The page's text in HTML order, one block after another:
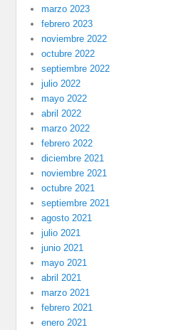
marzo 2023
febrero 2023
noviembre 2022
octubre 2022
septiembre 2022
julio 2022
mayo 2022
abril 2022
marzo 2022
febrero 2022
diciembre 2021
noviembre 2021
octubre 2021
septiembre 2021
agosto 2021
julio 2021
junio 2021
mayo 2021
abril 2021
marzo 2021
febrero 2021
enero 2021